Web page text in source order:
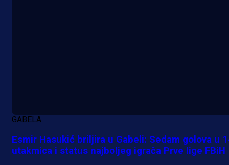
GABELA
Esmir Hasukić briljira u Gabeli: Sedam golova u
utakmica i status najboljeg igrača Prve lige FBiH